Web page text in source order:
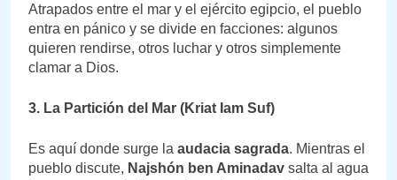
Atrapados entre el mar y el ejército egipcio, el pueblo
entra en pánico y se divide en facciones: algunos
quieren rendirse, otros luchar y otros simplemente
clamar a Dios.
3. La Partición del Mar (Kriat Iam Suf)
Es aquí donde surge la audacia sagrada. Mientras el
pueblo discute, Najshón ben Aminadav salta al agua